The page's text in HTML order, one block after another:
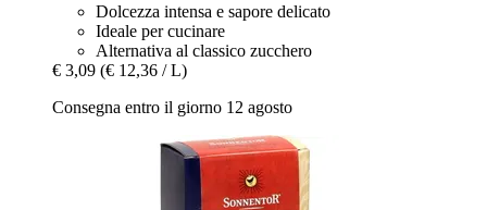
Dolcezza intensa e sapore delicato
Ideale per cucinare
Alternativa al classico zucchero
€ 3,09 (€ 12,36 / L)
Consegna entro il giorno 12 agosto